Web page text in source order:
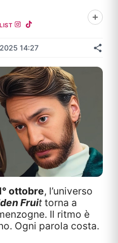
14:27
ottobre, l’universo
Fruit torna a
Il ritmo è
Ogni parola costa.